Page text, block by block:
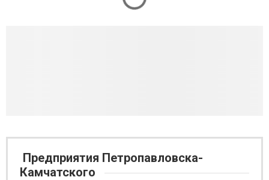
Предприятия Петропавловска-
Камчатского